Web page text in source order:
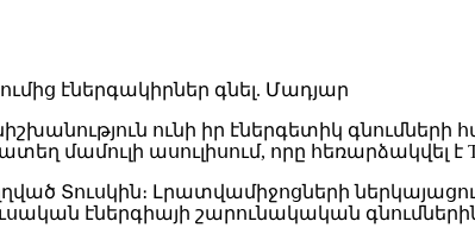
ունի իր էներգետիկ
մամուլի ասուլիսում, որը հեռարձակվել է
Տուսկին։ Լրատվամիջոցների
էներգիայի շարունակական